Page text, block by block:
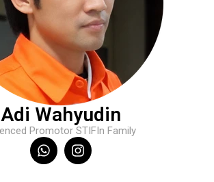
Adi Wahyudin
Promotor STIFIn Family